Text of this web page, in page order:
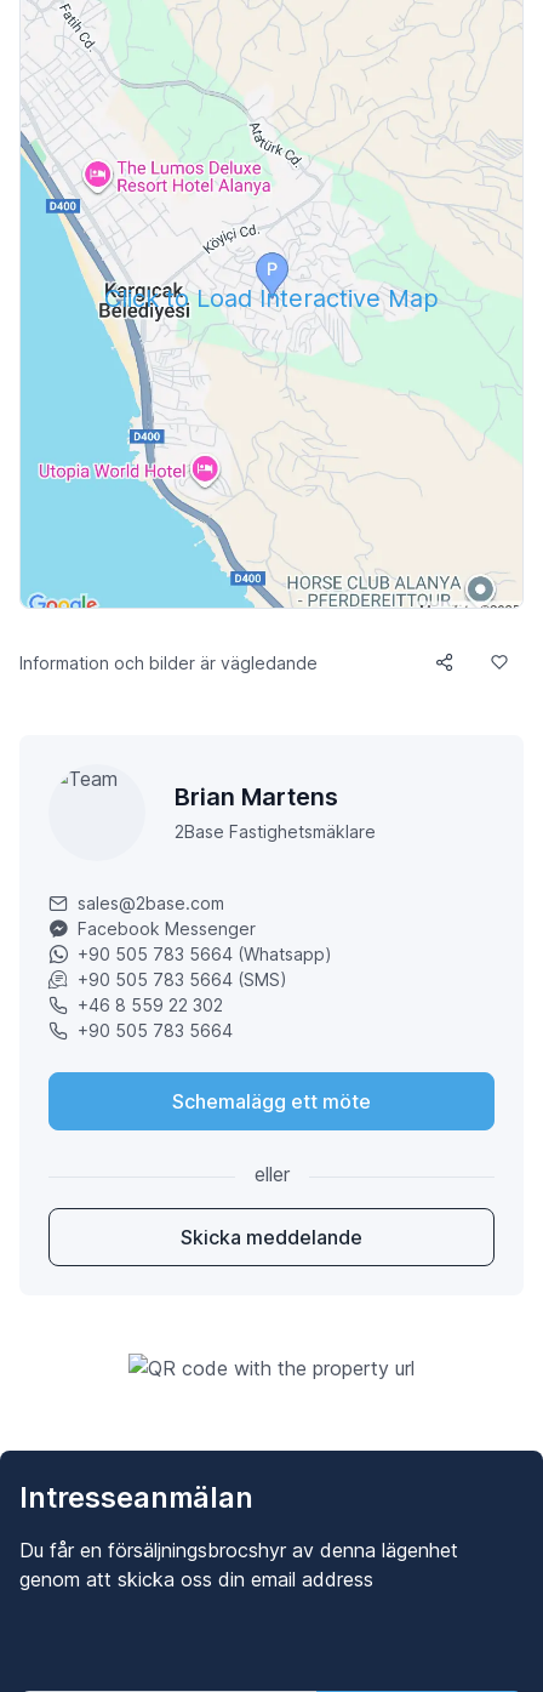
Click to Load Interactive Map
Information och bilder är vägledande
Brian Martens
2Base Fastighetsmäklare
sales@2base.com
Facebook Messenger
+90 505 783 5664 (Whatsapp)
+90 505 783 5664 (SMS)
+46 8 559 22 302
+90 505 783 5664
Schemalägg ett möte
eller
Skicka meddelande
Intresseanmälan
Du får en försäljningsbrocshyr av denna lägenhet
genom att skicka oss din email address